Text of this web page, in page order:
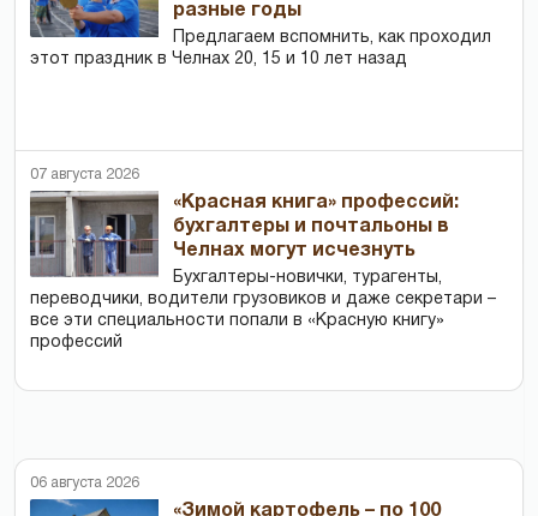
разные годы
Предлагаем вспомнить, как проходил
этот праздник в Челнах 20, 15 и 10 лет назад
07 августа 2026
«Красная книга» профессий:
бухгалтеры и почтальоны в
Челнах могут исчезнуть
Бухгалтеры-новички, тур­агенты,
переводчики, водители грузовиков и даже секретари –
все эти специальности попали в «Красную книгу»
профессий
06 августа 2026
«Зимой картофель – по 100